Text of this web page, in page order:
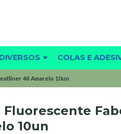
COLAS E
48 Amarelo 10un
Fluorescente
10un